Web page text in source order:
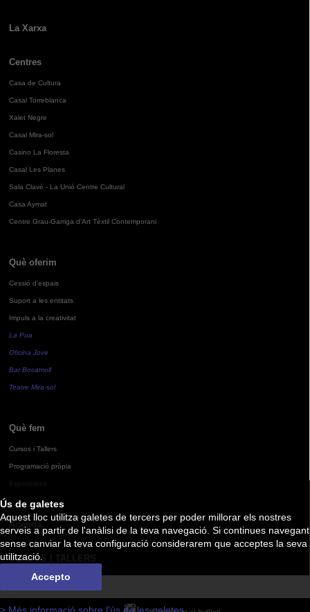
Ús de galetes
Aquest lloc utilitza galetes de tercers per poder millorar els nostres
serveis a partir de l'anàlisi de la teva navegació. Si continues navegant
sense canviar la teva configuració considerarem que acceptes la seva
utilització.
Accepto
La Xarxa
Centres
Casa de Cultura
Casal Torreblanca
Xalet Negre
Casal Mira-sol
Casino La Floresta
Casal Les Planes
Sala Clavé - La Unió Centre Cultural
Casa Aymat
Centre Grau-Garriga d'Art Tèxtil Contemporani
Què oferim
Cessió d'espais
Suport a les entitats
Impuls a la creativitat
La Pua
Oficina Jove
Bar Bocamoll
Teatre Mira-sol
Què fem
Cursos i Tallers
Programació pròpia
Agenda
CURSOS I TALLERS